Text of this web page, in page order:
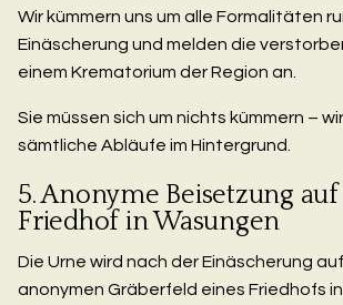
Wir kümmern uns um alle Formalitäten
Einäscherung und melden die
einem Krematorium der Region an.
Sie müssen sich um nichts kümmern –
sämtliche Abläufe im Hintergrund.
5. Anonyme Beisetzung
Friedhof in Wasungen
Die Urne wird nach der Einäscherung
anonymen Gräberfeld eines Friedhofs